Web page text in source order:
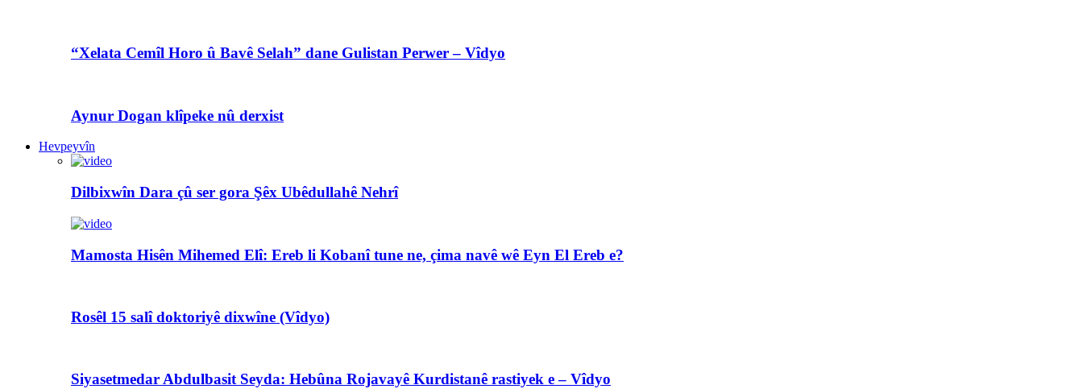
“Xelata Cemîl Horo û Bavê Selah” dane Gulistan Perwer – Vîdyo
Aynur Dogan klîpeke nû derxist
Hevpeyvîn
Dilbixwîn Dara çû ser gora Şêx Ubêdullahê Nehrî
Mamosta Hisên Mihemed Elî: Ereb li Kobanî tune ne, çima navê wê Eyn El Ereb e?
Rosêl 15 salî doktoriyê dixwîne (Vîdyo)
Siyasetmedar Abdulbasit Seyda: Hebûna Rojavayê Kurdistanê rastiyek e – Vîdyo